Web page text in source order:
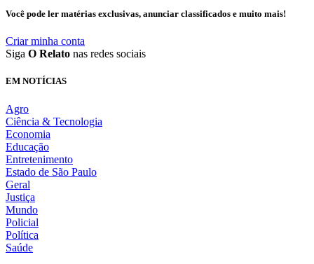
Você pode ler matérias exclusivas, anunciar classificados e muito mais!
Criar minha conta
Siga O Relato nas redes sociais
EM NOTÍCIAS
Agro
Ciência & Tecnologia
Economia
Educação
Entretenimento
Estado de São Paulo
Geral
Justiça
Mundo
Policial
Política
Saúde